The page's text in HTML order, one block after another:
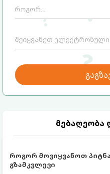
მებაღეობა
როგორ მოვიყვანოთ
გზამკვლევი